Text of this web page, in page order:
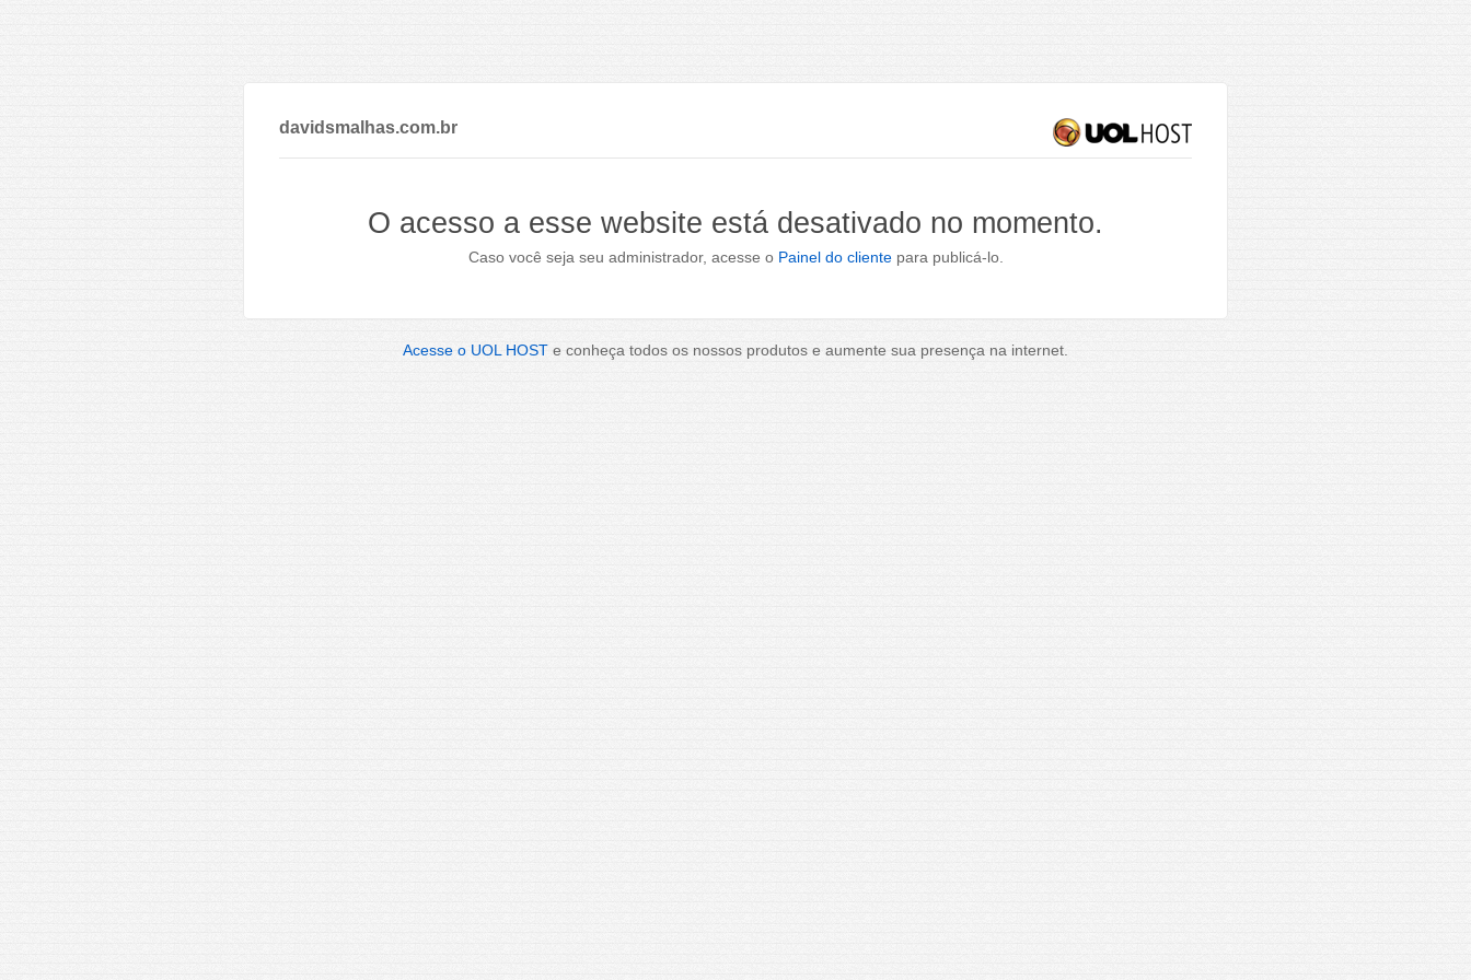
davidsmalhas.com.br
O acesso a esse website está desativado no momento.
Caso você seja seu administrador, acesse o Painel do clientepara publicá-lo.
Acesse o UOL HOST e conheça todos os nossos produtos e aumente sua presença na internet.